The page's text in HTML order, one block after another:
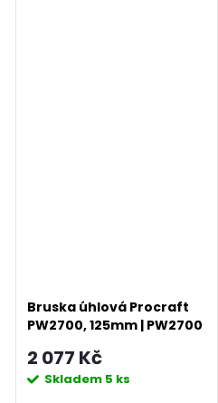
Bruska úhlová Procraft
PW2700, 125mm | PW2700
2 077 Kč
Skladem 5 ks